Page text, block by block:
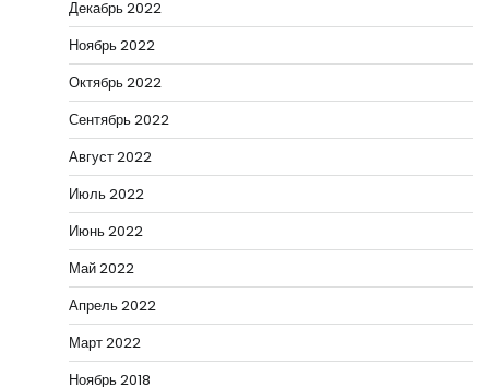
Декабрь 2022
Ноябрь 2022
Октябрь 2022
Сентябрь 2022
Август 2022
Июль 2022
Июнь 2022
Май 2022
Апрель 2022
Март 2022
Ноябрь 2018